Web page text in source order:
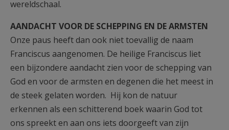
wereldschaal.
AANDACHT VOOR DE SCHEPPING EN DE ARMSTEN
Onze paus heeft dan ook niet toevallig de naam
Franciscus aangenomen. De heilige Franciscus liet
een bijzondere aandacht zien voor de schepping van
God en voor de armsten en degenen die het meest in
de steek gelaten worden. Hij kon de natuur
erkennen als een schitterend boek waarin God tot
ons spreekt en aan ons iets doorgeeft van zijn